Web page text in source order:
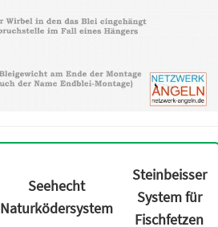
Seehecht
Naturködersystem
Steinbeisser
System für
Fischfetzen